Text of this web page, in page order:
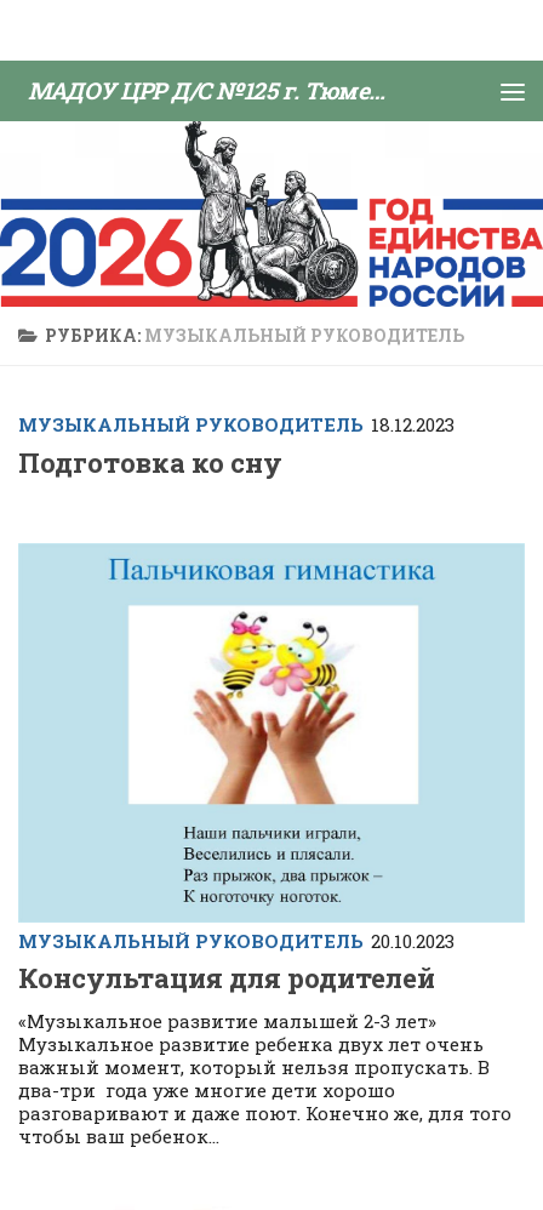
МАДОУ ЦРР Д/С №125 г. Тюмени
РУБРИКА: МУЗЫКАЛЬНЫЙ РУКОВОДИТЕЛЬ
МУЗЫКАЛЬНЫЙ РУКОВОДИТЕЛЬ 18.12.2023
Подготовка ко сну
МУЗЫКАЛЬНЫЙ РУКОВОДИТЕЛЬ 20.10.2023
Консультация для родителей
«Музыкальное развитие малышей 2-3 лет»
Музыкальное развитие ребенка двух лет очень
важный момент, который нельзя пропускать. В
два-три года уже многие дети хорошо
разговаривают и даже поют. Конечно же, для того
чтобы ваш ребенок...